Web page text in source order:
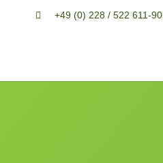
+49 (0) 228 / 522 611-90